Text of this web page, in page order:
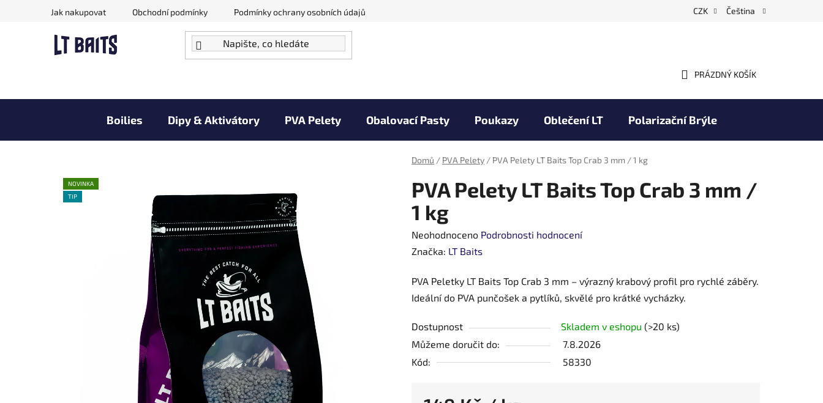
Jak nakupovat Obchodní podmínky Podmínky ochrany osobních údajů CZK Čeština
NÁKUPNÍ
PRÁZDNÝ KOŠÍK
Boilies Dipy & Aktivátory PVA Pelety Obalovací Pasty Poukazy Oblečení LT Polarizační Brýle
Zprávy od vody Kontakty Obchodní podmínky
Domů / PVA Pelety / PVA Pelety LT Baits Top Crab 3 mm / 1 kg
PVA Pelety LT Baits Top Crab 3 mm /
1 kg
Průměrné
hodnocení
je
0,0
5
hvězdiček.
Neohodnoceno Podrobnosti hodnocení
Značka: LT Baits
PVA Peletky LT Baits Top Crab 3 mm – výrazný krabový profil pro rychlé záběry.
Ideální do PVA punčošek a pytlíků, skvělé pro krátké vycházky.
Dostupnost Skladem v eshopu (>20 ks)
Můžeme doručit do:
7.8.2026
Kód:
58330
NOVINKA
TIP